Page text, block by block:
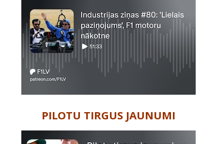
PILOTU TIRGUS JAUNUMI